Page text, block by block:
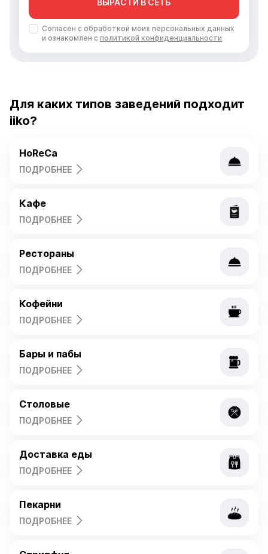
HoReCa
ПОДРОБНЕЕ
Кафе
ПОДРОБНЕЕ
Рестораны
ПОДРОБНЕЕ
Кофейни
ПОДРОБНЕЕ
Бары и пабы
ПОДРОБНЕЕ
Столовые
ПОДРОБНЕЕ
Доставка еды
ПОДРОБНЕЕ
Пекарни
ПОДРОБНЕЕ
Стритфуд
ПОДРОБНЕЕ